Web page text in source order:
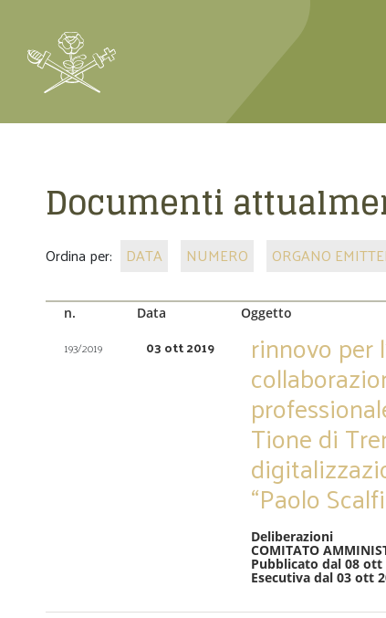
Documenti
Ordina per: DATA NUMERO ORGANO
n. Data Oggetto
193/2019 03 ott 2019 rinnovo per
Tione di
“Paolo
Deliberazioni
COMITATO
Pubblicato dal 08 ott
Esecutiva dal 03 ott